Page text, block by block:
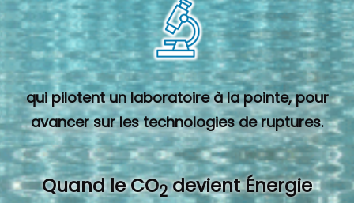
qui pilotent un laboratoire à la pointe, pour
avancer sur les technologies de ruptures.
Quand le CO2devient Énergie